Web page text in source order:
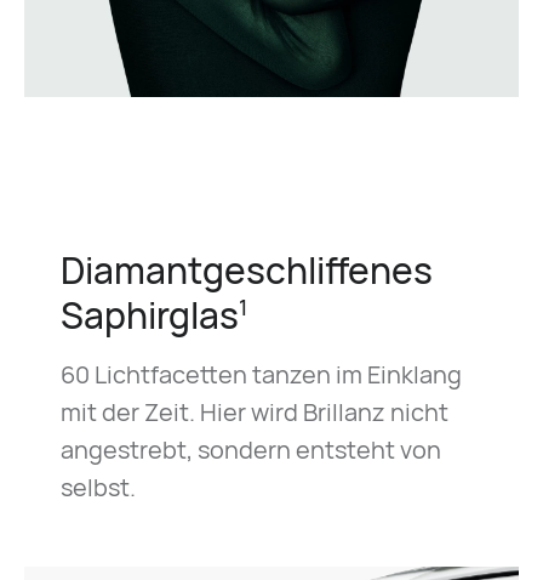
Diamantgeschliffenes
Saphirglas1
60 Lichtfacetten tanzen im Einklang
mit der Zeit. Hier wird Brillanz nicht
angestrebt, sondern entsteht von
selbst.